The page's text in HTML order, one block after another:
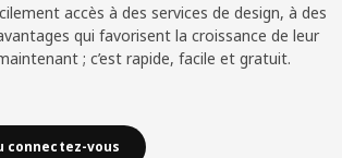
accès à des services de design, à des
qui favorisent la croissance de leur
; c’est rapide, facile et gratuit.
connectez-vous